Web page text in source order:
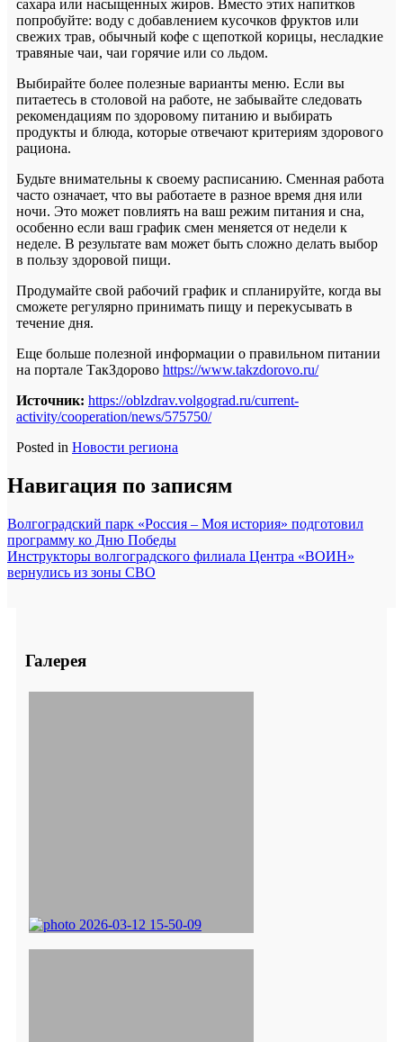
сахара или насыщенных жиров. Вместо этих напитков
попробуйте: воду с добавлением кусочков фруктов или
свежих трав, обычный кофе с щепоткой корицы, несладкие
травяные чаи, чаи горячие или со льдом.
Выбирайте более полезные варианты меню. Если вы
питаетесь в столовой на работе, не забывайте следовать
рекомендациям по здоровому питанию и выбирать
продукты и блюда, которые отвечают критериям здорового
рациона.
Будьте внимательны к своему расписанию. Сменная работа
часто означает, что вы работаете в разное время дня или
ночи. Это может повлиять на ваш режим питания и сна,
особенно если ваш график смен меняется от недели к
неделе. В результате вам может быть сложно делать выбор
в пользу здоровой пищи.
Продумайте свой рабочий график и спланируйте, когда вы
сможете регулярно принимать пищу и перекусывать в
течение дня.
Еще больше полезной информации о правильном питании
на портале ТакЗдорово https://www.takzdorovo.ru/
Источник: https://oblzdrav.volgograd.ru/current-
activity/cooperation/news/575750/
Posted in Новости региона
Навигация по записям
Волгоградский парк «Россия – Моя история» подготовил
программу ко Дню Победы
Инструкторы волгоградского филиала Центра «ВОИН»
вернулись из зоны СВО
Галерея